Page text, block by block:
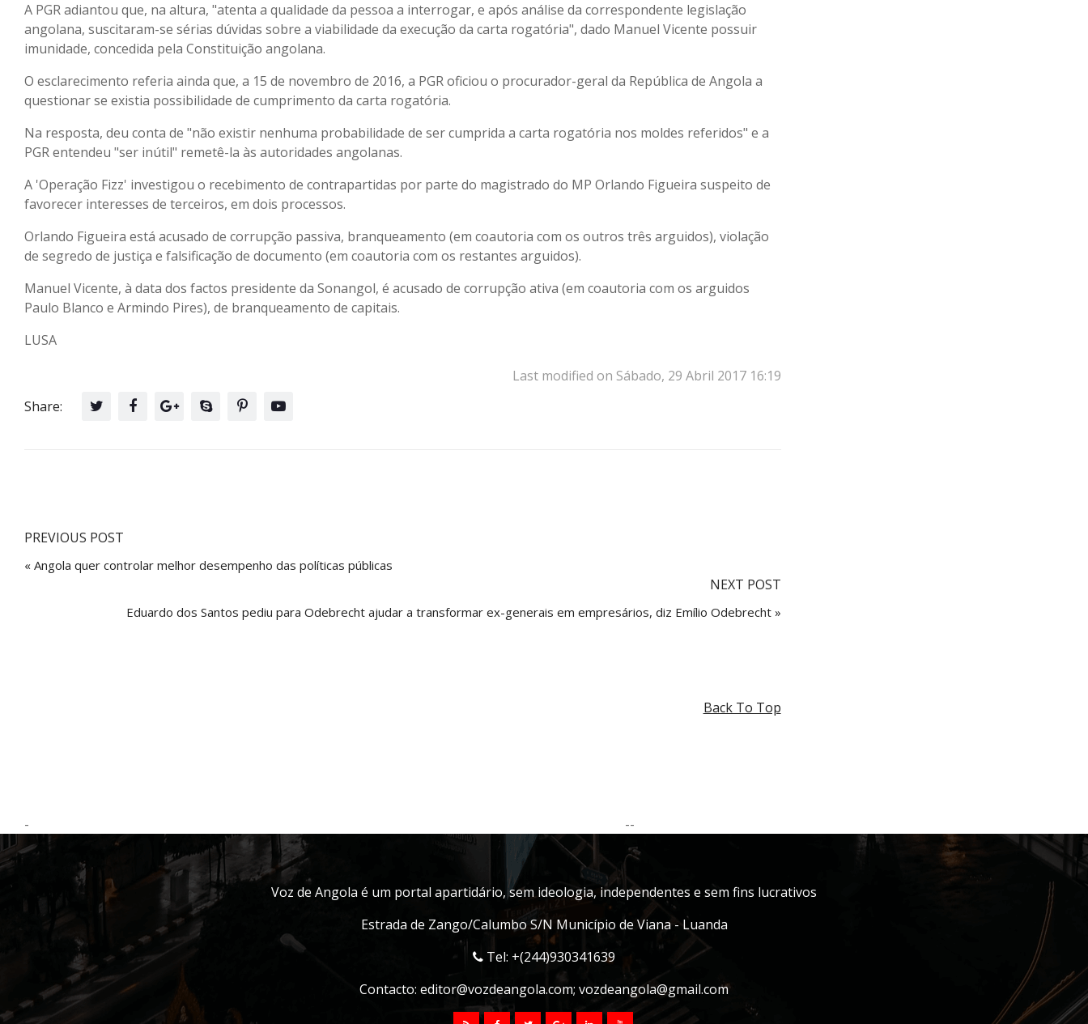
A PGR adiantou que, na altura, "atenta a qualidade da pessoa a interrogar, e após análise da correspondente legislação
angolana, suscitaram-se sérias dúvidas sobre a viabilidade da execução da carta rogatória", dado Manuel Vicente possuir
imunidade, concedida pela Constituição angolana.
O esclarecimento referia ainda que, a 15 de novembro de 2016, a PGR oficiou o procurador-geral da República de Angola a
questionar se existia possibilidade de cumprimento da carta rogatória.
Na resposta, deu conta de "não existir nenhuma probabilidade de ser cumprida a carta rogatória nos moldes referidos" e a
PGR entendeu "ser inútil" remetê-la às autoridades angolanas.
A 'Operação Fizz' investigou o recebimento de contrapartidas por parte do magistrado do MP Orlando Figueira suspeito de
favorecer interesses de terceiros, em dois processos.
Orlando Figueira está acusado de corrupção passiva, branqueamento (em coautoria com os outros três arguidos), violação
de segredo de justiça e falsificação de documento (em coautoria com os restantes arguidos).
Manuel Vicente, à data dos factos presidente da Sonangol, é acusado de corrupção ativa (em coautoria com os arguidos
Paulo Blanco e Armindo Pires), de branqueamento de capitais.
LUSA
Last modified on Sábado, 29 Abril 2017 16:19
Share:
PREVIOUS POST
« Angola quer controlar melhor desempenho das políticas públicas
NEXT POST
Eduardo dos Santos pediu para Odebrecht ajudar a transformar ex-generais em empresários, diz Emílio Odebrecht »
Back To Top
- --
Voz de Angola é um portal apartidário, sem ideologia, independentes e sem fins lucrativos
Estrada de Zango/Calumbo S/N Município de Viana - Luanda
Tel: +(244)930341639
Contacto: editor@vozdeangola.com; vozdeangola@gmail.com